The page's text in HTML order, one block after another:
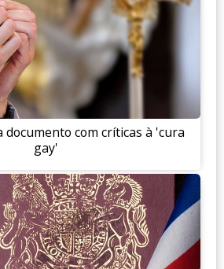
documento com críticas à 'cura
gay'